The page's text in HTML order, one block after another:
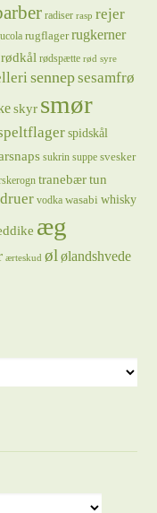
radiser rasp rejer
rugflager rugkerner
rødkål rødspætte rød syre
sennepsesamfrø
skyr smør
spidskål
sukrin suppe svesker
tranebærtun
vodka wasabi whisky
æg
ærteskud øl ølandshvede